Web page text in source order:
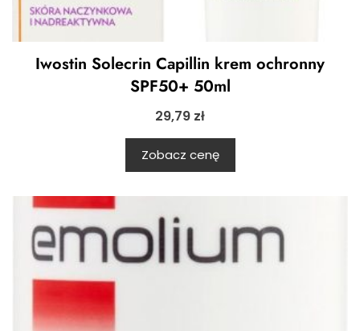
Iwostin Solecrin Capillin krem ochronny
SPF50+ 50ml
29,79 zł
Zobacz cenę